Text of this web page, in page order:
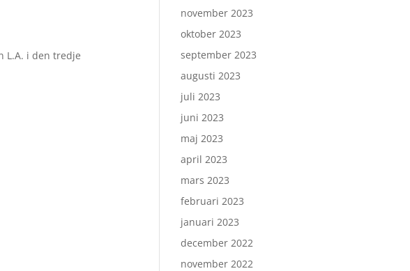
L.A. i den tredje
november 2023
oktober 2023
september 2023
augusti 2023
juli 2023
juni 2023
maj 2023
april 2023
mars 2023
februari 2023
januari 2023
december 2022
november 2022